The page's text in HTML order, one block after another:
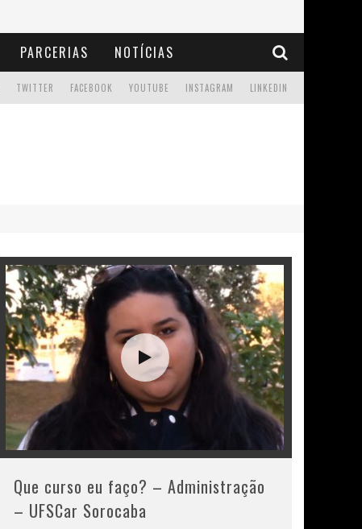
PARCERIAS NOTÍCIAS
LINKEDIN
INSTAGRAM
YOUTUBE
FACEBOOK
TWITTER
Que curso eu faço? – Administração
– UFSCar Sorocaba